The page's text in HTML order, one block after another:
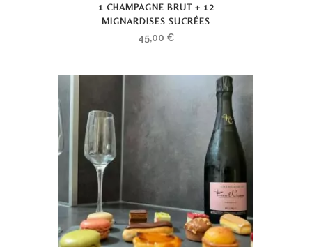
1 CHAMPAGNE BRUT + 12
MIGNARDISES SUCRÉES
45,00 €